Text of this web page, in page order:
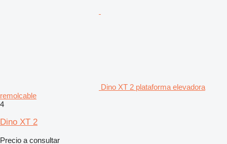
Dino XT 2 plataforma elevadora
remolcable
4
Dino XT 2
Precio a consultar